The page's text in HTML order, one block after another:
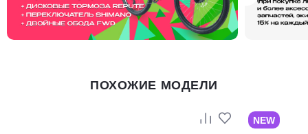
ПОХОЖИЕ МОДЕЛИ
NEW